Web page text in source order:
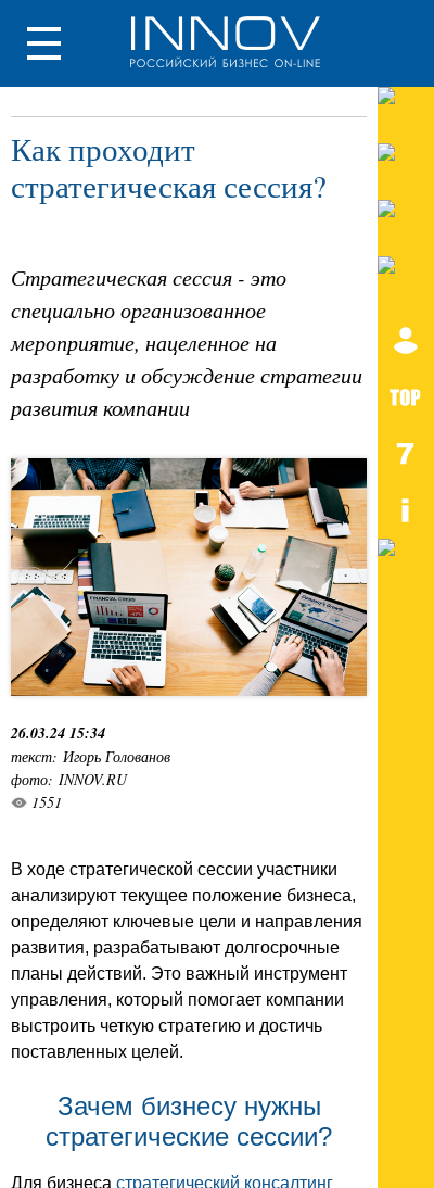
Как проходит
стратегическая сессия?
Стратегическая сессия - это
специально организованное
мероприятие, нацеленное на
разработку и обсуждение стратегии
развития компании
26.03.24 15:34
текст: Игорь Голованов
фото: INNOV.RU
1551
В ходе стратегической сессии участники
анализируют текущее положение бизнеса,
определяют ключевые цели и направления
развития, разрабатывают долгосрочные
планы действий. Это важный инструмент
управления, который помогает компании
выстроить четкую стратегию и достичь
поставленных целей.
Зачем бизнесу нужны
стратегические сессии?
Для бизнеса стратегический консалтинг